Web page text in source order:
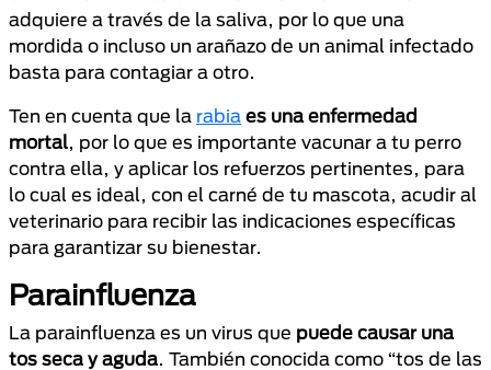
adquiere a través de la saliva, por lo que una
mordida o incluso un arañazo de un animal infectado
basta para contagiar a otro.
Ten en cuenta que la rabia es una enfermedad
mortal, por lo que es importante vacunar a tu perro
contra ella, y aplicar los refuerzos pertinentes, para
lo cual es ideal, con el carné de tu mascota, acudir al
veterinario para recibir las indicaciones específicas
para garantizar su bienestar.
Parainfluenza
La parainfluenza es un virus que puede causar una
tos seca y aguda. También conocida como “tos de las